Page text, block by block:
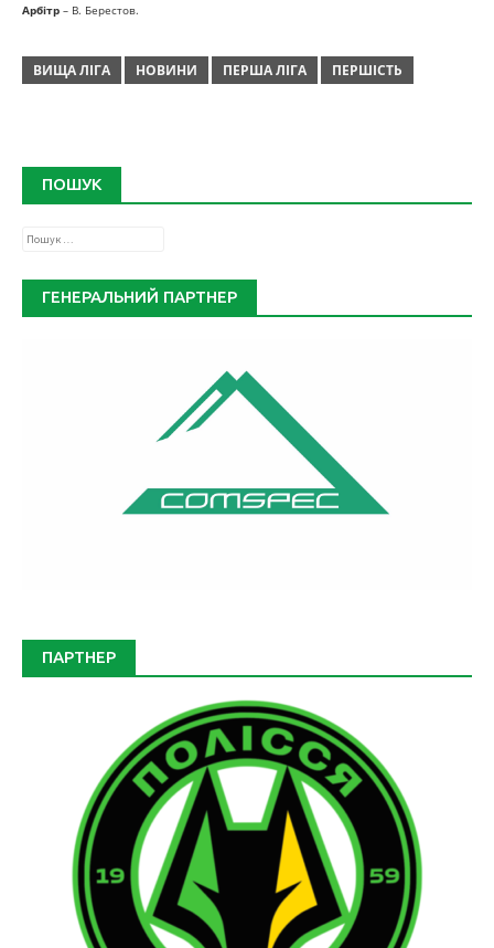
Арбітр – В. Берестов.
ВИЩА ЛІГА НОВИНИ ПЕРША ЛІГА ПЕРШІСТЬ
ПОШУК
Пошук:
ГЕНЕРАЛЬНИЙ ПАРТНЕР
ПАРТНЕР